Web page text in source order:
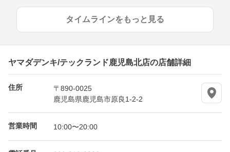
タイムラインをもっと見る
ヤマダデンキ/テックランド鹿児島北店の店舗詳細
住所
〒890-0025
鹿児島県鹿児島市原良1-2-2
営業時間 10:00〜20:00